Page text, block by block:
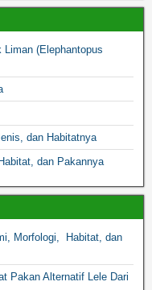
Liman (Elephantopus
dan Habitatnya
dan Pakannya
Morfologi, Habitat, dan
Pakan Alternatif Lele Dari